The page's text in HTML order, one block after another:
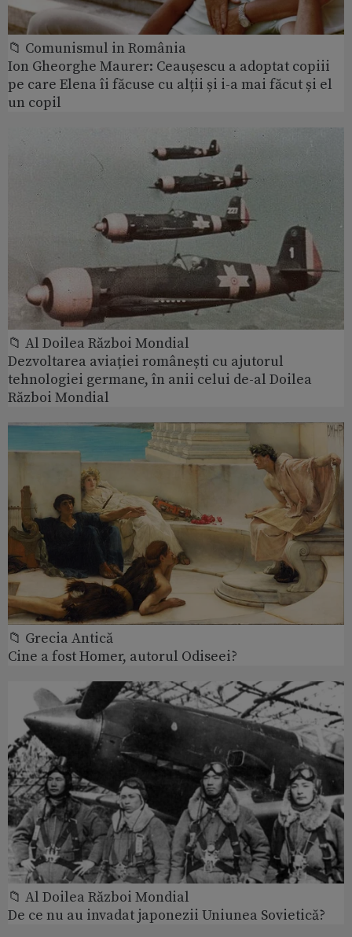
📁 Comunismul in România
Ion Gheorghe Maurer: Ceaușescu a adoptat copiii
pe care Elena îi făcuse cu alții și i-a mai făcut și el
un copil
📁 Al Doilea Război Mondial
Dezvoltarea aviației românești cu ajutorul
tehnologiei germane, în anii celui de-al Doilea
Război Mondial
📁 Grecia Antică
Cine a fost Homer, autorul Odiseei?
📁 Al Doilea Război Mondial
De ce nu au invadat japonezii Uniunea Sovietică?